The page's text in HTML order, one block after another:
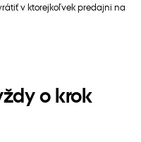
v ktorejkoľvek predajni na
o krok